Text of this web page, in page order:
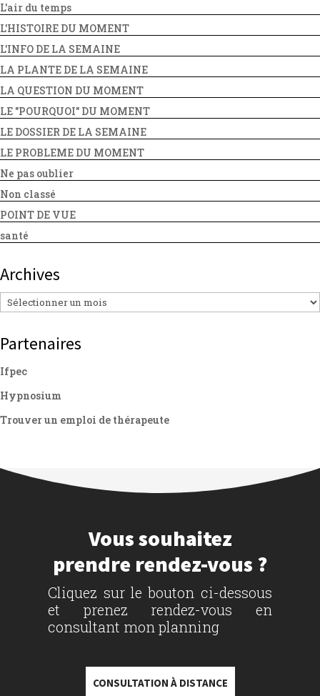
L'air du temps
L'HISTOIRE DU MOMENT
L'INFO DE LA SEMAINE
LA PLANTE DE LA SEMAINE
LA QUESTION DU MOMENT
LE "POURQUOI" DU MOMENT
LE DOSSIER DE LA SEMAINE
LE PROBLEME DU MOMENT
Ne pas oublier
Non classé
POINT DE VUE
santé
Archives
Archives
Partenaires
Ifpec
Hypnosium
Trouver un emploi de thérapeute
Vous souhaitez
prendre rendez-vous ?
Cliquez sur le bouton ci-dessous
et prenez rendez-vous en
consultant mon planning
CONSULTATION À DISTANCE